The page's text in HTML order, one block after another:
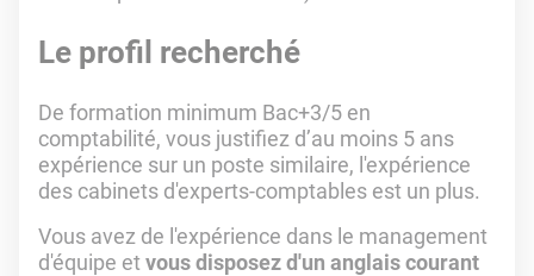
Le profil recherché
De formation minimum Bac+3/5 en
comptabilité, vous justifiez d’au moins 5 ans
expérience sur un poste similaire, l'expérience
des cabinets d'experts-comptables est un plus.
Vous avez de l'expérience dans le management
d'équipe et vous disposez d'un anglais courant